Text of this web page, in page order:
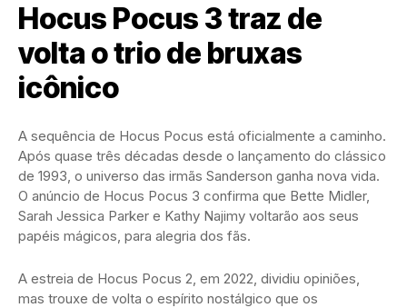
Hocus Pocus 3 traz de
volta o trio de bruxas
icônico
A sequência de Hocus Pocus está oficialmente a caminho.
Após quase três décadas desde o lançamento do clássico
de 1993, o universo das irmãs Sanderson ganha nova vida.
O anúncio de Hocus Pocus 3 confirma que Bette Midler,
Sarah Jessica Parker e Kathy Najimy voltarão aos seus
papéis mágicos, para alegria dos fãs.
A estreia de Hocus Pocus 2, em 2022, dividiu opiniões,
mas trouxe de volta o espírito nostálgico que os